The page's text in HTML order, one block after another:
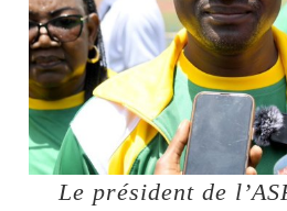
Le président de